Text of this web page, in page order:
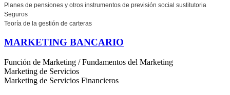
Planes de pensiones y otros instrumentos de previsión social sustitutoria
Seguros
Teoría de la gestión de carteras
MARKETING BANCARIO
Función de Marketing / Fundamentos del Marketing
Marketing de Servicios
Marketing de Servicios Financieros